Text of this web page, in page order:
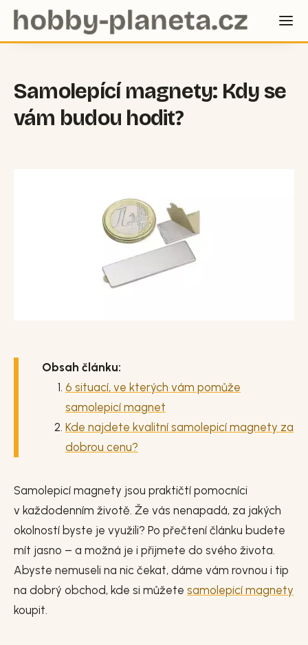
Samolepící magnety: Kdy se
vám budou hodit?
Obsah článku:
6 situací, ve kterých vám pomůže
samolepicí magnet
Kde najdete kvalitní samolepicí magnety za
dobrou cenu?
Samolepicí magnety jsou praktičtí pomocníci
v každodenním životě. Že vás nenapadá, za jakých
okolností byste je využili? Po přečtení článku budete
mít jasno – a možná je i přijmete do svého života.
Abyste nemuseli na nic čekat, dáme vám rovnou i tip
na dobrý obchod, kde si můžete samolepicí magnety
koupit.